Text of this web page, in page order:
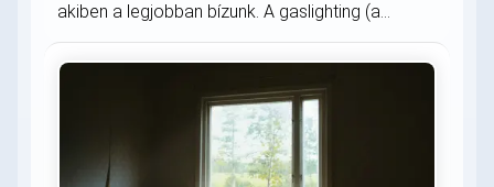
akiben a legjobban bízunk. A gaslighting (a...